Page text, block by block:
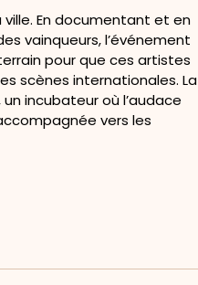
En documentant et en
vainqueurs, l’événement
pour que ces artistes
scènes internationales. La
incubateur où l’audace
vers les